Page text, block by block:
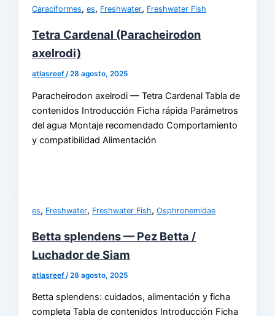
Caraciformes,es, Freshwater, Freshwater Fish
Tetra Cardenal (Paracheirodon
axelrodi)
atlasreef/28 agosto, 2025
Paracheirodon axelrodi — Tetra Cardenal Tabla de
contenidos Introducción Ficha rápida Parámetros
del agua Montaje recomendado Comportamiento
y compatibilidad Alimentación
es, Freshwater, Freshwater Fish,Osphronemidae
Betta splendens — Pez Betta /
Luchador de Siam
atlasreef /28 agosto, 2025
Betta splendens: cuidados, alimentación y ficha
completa Tabla de contenidos Introducción Ficha